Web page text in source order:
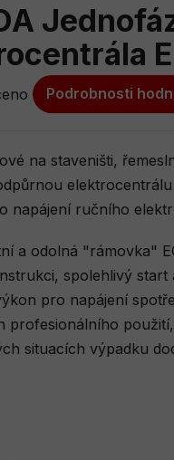
Podrobnosti
na staveništi,
napájení ručního
a odolná "rámovka"
spolehlivý
pro napájení
profesionálního
situacích výpadku